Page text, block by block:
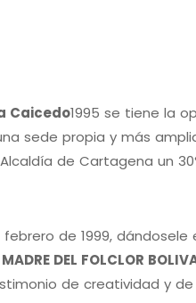
Caicedo1995 se tiene la
sede propia y más
de Cartagena un
febrero de 1999,
DEL FOLCLOR
de creatividad y de